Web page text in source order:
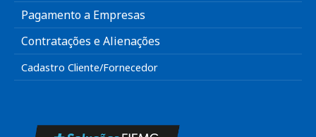
Pagamento a Empresas
Contratações e Alienações
Cadastro Cliente/Fornecedor